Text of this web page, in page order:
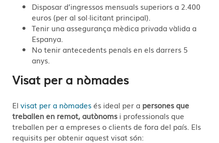
Disposar d’ingressos mensuals superiors a 2.400
euros (per al sol·licitant principal).
Tenir una assegurança mèdica privada vàlida a
Espanya.
No tenir antecedents penals en els darrers 5
anys.
Visat per a nòmades
El visat per a nòmadesés ideal per a persones que
treballen en remot, autònoms i professionals que
treballen per a empreses o clients de fora del país. Els
requisits per obtenir aquest visat són: